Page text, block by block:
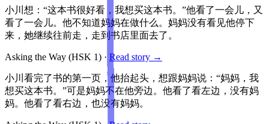
小川想：“这本书很好看，我想买这本书。”他看了一会儿，又
看了一会儿。他不知道妈妈在做什么。妈妈没有看见他停下
来，她继续往前走，走到书店里面去了。
Asking the Way (HSK 1) · Read story →
小川看完了书的第一页，他抬起头，想跟妈妈说：“妈妈，我
想买这本书。”可是妈妈不在他旁边。他看了看左边，没有妈
妈。他看了看右边，也没有妈妈。